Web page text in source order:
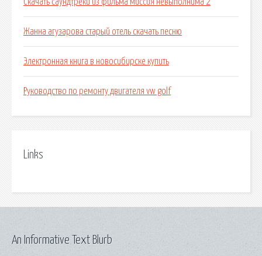
Скачать саундтреки из фильма миссия невыполнима 2
Жанна агузарова старый отель скачать песню
Электронная книга в новосибирске купить
Руководство по ремонту двигателя vw golf
Links
An Informative Text Blurb